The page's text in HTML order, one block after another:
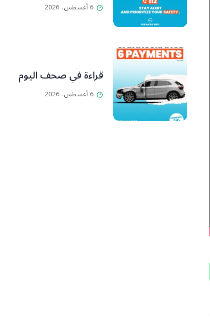
6 أغسطس، 2026
قراءة في صحف اليوم
6 أغسطس، 2026